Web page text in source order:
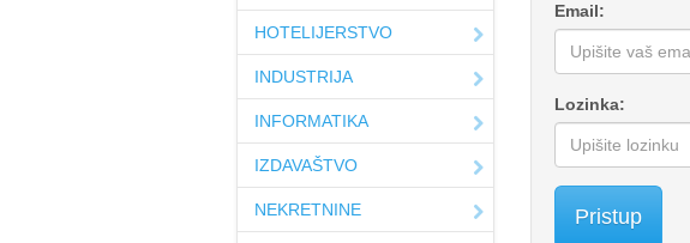
HOTELIJERSTVO
INDUSTRIJA
INFORMATIKA
IZDAVAŠTVO
NEKRETNINE
Email:
Lozinka:
Pristup